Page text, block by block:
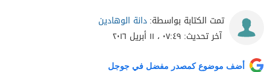
تمت الكتابة بواسطة:دانة الوهادين
آخر تحديث: ٠٧:٤٩ ، ١١ أبريل ٢٠١٦
أضف موضوع كمصدر مفضل في جوجل